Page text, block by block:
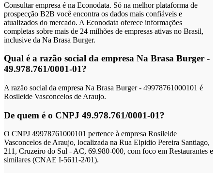
Consultar empresa é na Econodata. Só na melhor plataforma de
prospecção B2B você encontra os dados mais confiáveis e
atualizados do mercado. A Econodata oferece informações
completas sobre mais de 24 milhões de empresas ativas no Brasil,
inclusive da Na Brasa Burger.
Qual é a razão social da empresa Na Brasa Burger -
49.978.761/0001-01?
A razão social da empresa Na Brasa Burger - 49978761000101 é
Rosileide Vasconcelos de Araujo.
De quem é o CNPJ 49.978.761/0001-01?
O CNPJ 49978761000101 pertence à empresa Rosileide
Vasconcelos de Araujo, localizada na Rua Elpidio Pereira Santiago,
211, Cruzeiro do Sul - AC, 69.980-000, com foco em Restaurantes e
similares (CNAE I-5611-2/01).